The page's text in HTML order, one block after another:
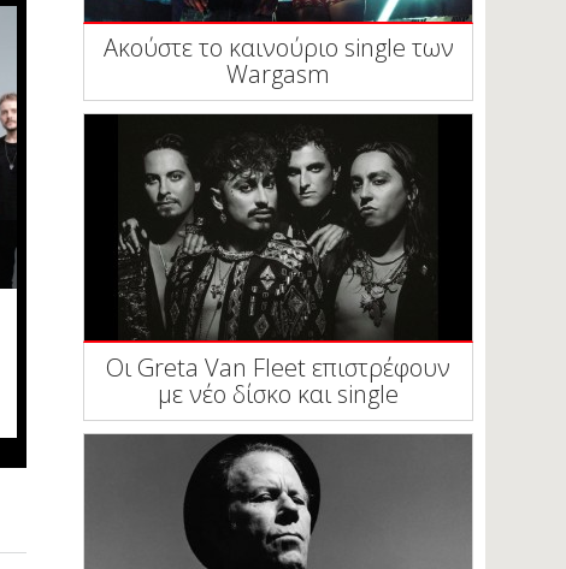
Ακούστε το καινούριο single των
Wargasm
Οι Greta Van Fleet επιστρέφουν
με νέο δίσκο και single